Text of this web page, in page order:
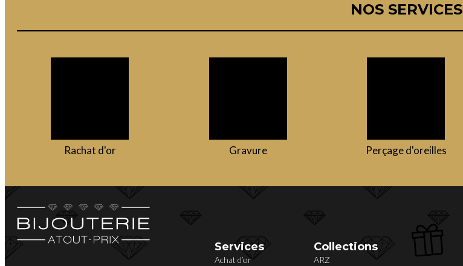
NOS SERVICES
Rachat d'or Gravure Perçage d'oreilles
Services
Achat d’or
Collections
ARZ